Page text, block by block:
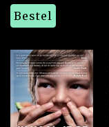
Bestel